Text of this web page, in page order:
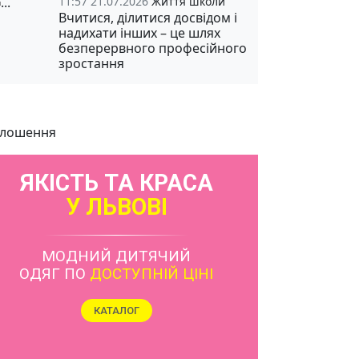
Вчитися, ділитися досвідом і
надихати інших – це шлях
безперервного професійного
зростання
ЯКІСТЬ ТА КРАСА
У ЛЬВОВІ
МОДНИЙ ДИТЯЧИЙ
ОДЯГ ПО ДОСТУПНІЙ ЦІНІ
КАТАЛОГ